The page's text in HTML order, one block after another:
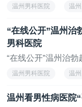
温州男科医院 温
“在线公开”温州治
男科医院
“在线公开”温州治
温州男科医院 温
温州看男性病医院